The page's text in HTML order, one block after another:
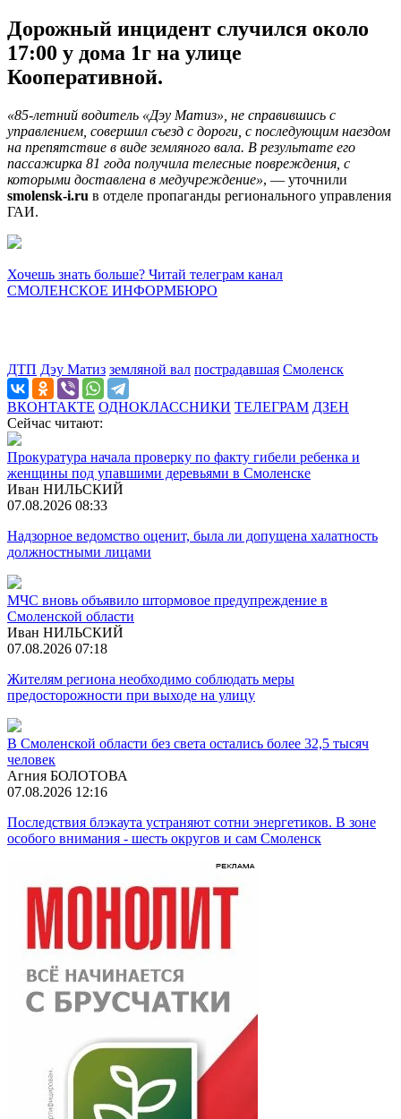
Дорожный инцидент случился около
17:00 у дома 1г на улице
Кооперативной.
«85-летний водитель «Дэу Матиз», не справившись с
управлением, совершил съезд с дороги, с последующим наездом
на препятствие в виде земляного вала. В результате его
пассажирка 81 года получила телесные повреждения, с
которыми доставлена в медучреждение», — уточнили
smolensk-i.ru в отделе пропаганды регионального управления
ГАИ.
Хочешь знать больше? Читай телеграм канал
СМОЛЕНСКОЕ ИНФОРМБЮРО
ДТП Дэу Матиз земляной вал пострадавшая Смоленск
ВКОНТАКТЕ ОДНОКЛАССНИКИ ТЕЛЕГРАМ ДЗЕН
Сейчас читают:
Прокуратура начала проверку по факту гибели ребенка и
женщины под упавшими деревьями в Смоленске
Иван НИЛЬСКИЙ
07.08.2026 08:33
Надзорное ведомство оценит, была ли допущена халатность
должностными лицами
МЧС вновь объявило штормовое предупреждение в
Смоленской области
Иван НИЛЬСКИЙ
07.08.2026 07:18
Жителям региона необходимо соблюдать меры
предосторожности при выходе на улицу
В Смоленской области без света остались более 32,5 тысяч
человек
Агния БОЛОТОВА
07.08.2026 12:16
Последствия блэкаута устраняют сотни энергетиков. В зоне
особого внимания - шесть округов и сам Смоленск